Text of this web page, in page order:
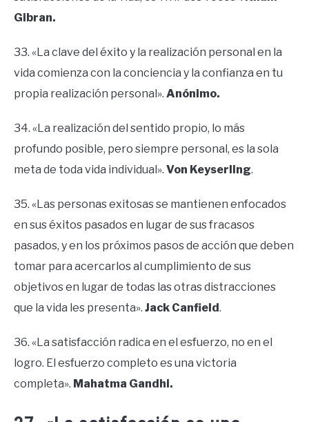
Gibran.
33. «La clave del éxito y la realización personal en la
vida comienza con la conciencia y la confianza en tu
propia realización personal». Anónimo.
34. «La realización del sentido propio, lo más
profundo posible, pero siempre personal, es la sola
meta de toda vida individual». Von Keyserling.
35. «Las personas exitosas se mantienen enfocados
en sus éxitos pasados ​​en lugar de sus fracasos
pasados, y en los próximos pasos de acción que deben
tomar para acercarlos al cumplimiento de sus
objetivos en lugar de todas las otras distracciones
que la vida les presenta». Jack Canfield.
36. «La satisfacción radica en el esfuerzo, no en el
logro. El esfuerzo completo es una victoria
completa». Mahatma Gandhi.